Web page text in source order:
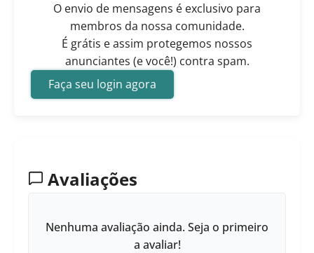
O envio de mensagens é exclusivo para
membros da nossa comunidade.
É grátis e assim protegemos nossos
anunciantes (e você!) contra spam.
Faça seu login agora
Avaliações
Nenhuma avaliação ainda. Seja o primeiro
a avaliar!